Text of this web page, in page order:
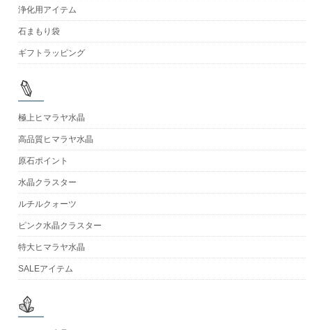
浄化用アイテム
石まもり袋
ギフトラッピング
極上ヒマラヤ水晶
高品質ヒマラヤ水晶
原石ポイント
水晶クラスター
ルチルクォーツ
ピンク水晶クラスター
特大ヒマラヤ水晶
SALEアイテム